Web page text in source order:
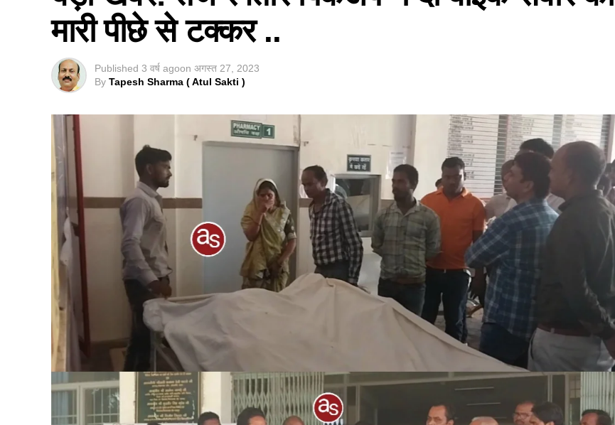
मारी पीछे से टक्कर ..
Published 3 वर्ष agoon अगस्त 27, 2023
By Tapesh Sharma ( Atul Sakti )